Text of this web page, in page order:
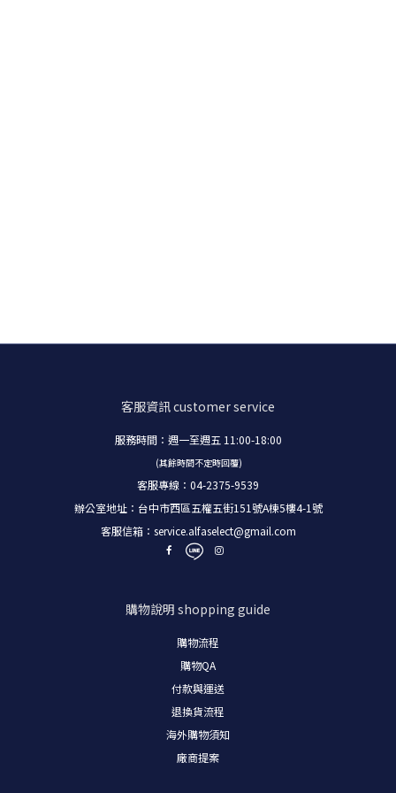
客服資訊customer service
服務時間：週一至週五 11:00-18:00
(其餘時間不定時回覆)
客服專線：04-2375-9539
辦公室地址：台中市西區五權五街151號A棟5樓4-1號
客服信箱： service.alfaselect@gmail.com
購物說明 shopping guide
購物流程
購物QA
付款與運送
退換貨流程
海外購物須知
廠商提案